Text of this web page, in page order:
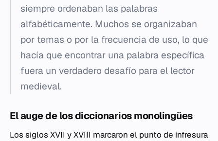
siempre ordenaban las palabras
alfabéticamente. Muchos se organizaban
por temas o por la frecuencia de uso, lo que
hacía que encontrar una palabra específica
fuera un verdadero desafío para el lector
medieval.
El auge de los diccionarios monolingües
Los siglos XVII y XVIII marcaron el punto de infresura